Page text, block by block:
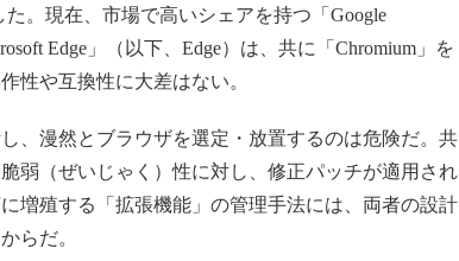
。現在、市場で高いシェアを持つ「Google
Edge」（以下、Edge）は、共に「Chromium」を
性や互換性に大差はない。
漫然とブラウザを選定・放置するのは危険だ。共
弱（ぜいじゃく）性に対し、修正パッチが適用され
増殖する「拡張機能」の管理手法には、両者の設計
らだ。